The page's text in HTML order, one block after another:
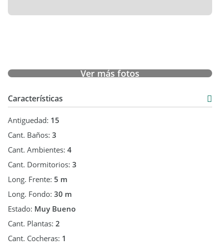
Dormitorio principal en suite y vestidor
2 dormitorios con balcón
1 baño completo
Una propiedad funcional, cómoda y con excelente luz natural,
ubicada en una de las zonas más buscadas de Tres Cerritos,
con rápido acceso al centro y rodeada de servicios.
Ideal para quienes buscan ubicación, comodidad y calidad de
vida.
Ver más fotos
Características
Antiguedad: 15
Cant. Baños: 3
Cant. Ambientes: 4
Cant. Dormitorios: 3
Long. Frente: 5 m
Long. Fondo: 30 m
Estado: Muy Bueno
Cant. Plantas: 2
Cant. Cocheras: 1